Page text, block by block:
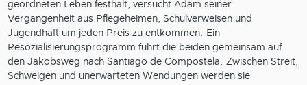
geordneten Leben festhält, versucht Adam seiner
Vergangenheit aus Pflegeheimen, Schulverweisen und
Jugendhaft um jeden Preis zu entkommen. Ein
Resozialisierungsprogramm führt die beiden gemeinsam auf
den Jakobsweg nach Santiago de Compostela. Zwischen Streit,
Schweigen und unerwarteten Wendungen werden sie